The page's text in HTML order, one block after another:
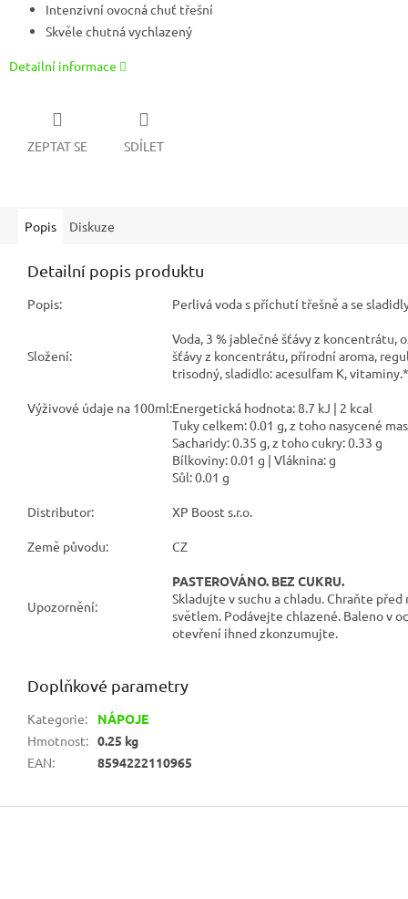
Intenzivní ovocná chuť třešní
Skvěle chutná vychlazený
Detailní informace
ZEPTAT SE SDÍLET
Popis Diskuze
Detailní popis produktu
Popis: Perlivá voda s příchutí třešně a se
Složení:
Voda, 3 % jablečné šťávy z koncentrátu,
šťávy z koncentrátu, přírodní aroma,
trisodný, sladidlo: acesulfam K, vitaminy.*
Výživové údaje na 100ml:Energetická hodnota: 8.7 kJ | 2 kcal
Tuky celkem: 0.01 g, z toho nasycené
Sacharidy: 0.35 g, z toho cukry: 0.33 g
Bílkoviny: 0.01 g | Vláknina: g
Sůl: 0.01 g
Distributor: XP Boost s.r.o.
Země původu: CZ
Upozornění:
PASTEROVÁNO. BEZ CUKRU.
Skladujte v suchu a chladu. Chraňte
světlem. Podávejte chlazené. Baleno v
otevření ihned zkonzumujte.
Doplňkové parametry
Kategorie:
NÁPOJE
Hmotnost: 0.25 kg
EAN: 8594222110965
Z